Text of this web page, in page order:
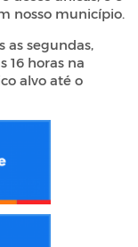
nosso município.
as segundas,
16 horas na
alvo até o